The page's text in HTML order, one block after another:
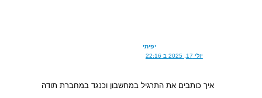
יפיתי
יולי 17, 2025 ב 22:16
איך כותבים את התרגיל במחשבון וכנגד במחברת תודה